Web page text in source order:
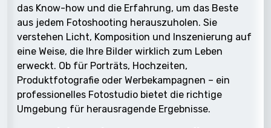
das Know-how und die Erfahrung, um das Beste
aus jedem Fotoshooting herauszuholen. Sie
verstehen Licht, Komposition und Inszenierung auf
eine Weise, die Ihre Bilder wirklich zum Leben
erweckt. Ob für Porträts, Hochzeiten,
Produktfotografie oder Werbekampagnen – ein
professionelles Fotostudio bietet die richtige
Umgebung für herausragende Ergebnisse.